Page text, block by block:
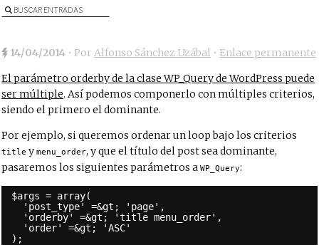
BUSCAR ENTRADAS
14/04/2014 • PorAlfonso Sánchez Uzábal • Enlace permanente
El parámetro orderby de la clase WP_Query de WordPress puede
ser múltiple. Así podemos componerlo con múltiples criterios,
siendo el primero el dominante.
Por ejemplo, si queremos ordenar un loop bajo los criterios
title ymenu_order, y que el título del post sea dominante,
pasaremos los siguientes parámetros aWP_Query:
$args = array(
'post_type' =&gt; 'page',
'orderby' =&gt; 'title menu_order',
'order' =&gt; 'ASC'
);